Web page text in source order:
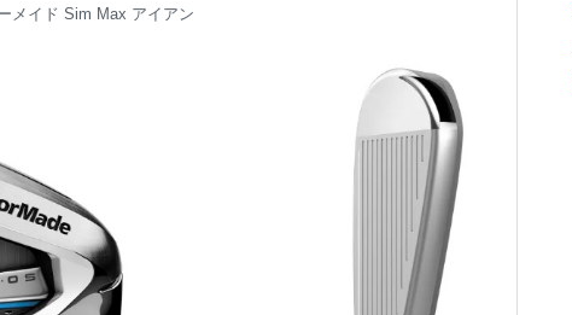
メイド Sim Max アイアン